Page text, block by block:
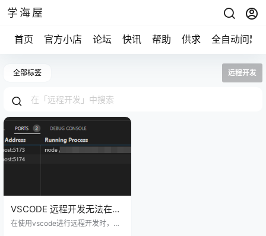
学海屋
首页 官方小店 论坛 快讯 帮助 供求 全自动问题
全部标签 远程开发
VSCODE 远程开发无法在本
地访问项目的网页
在使用vscode进行远程开发时，可